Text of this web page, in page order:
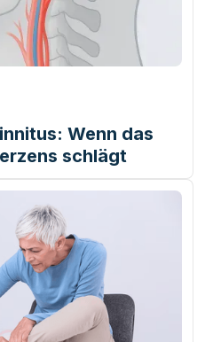
Wenn das
schlägt